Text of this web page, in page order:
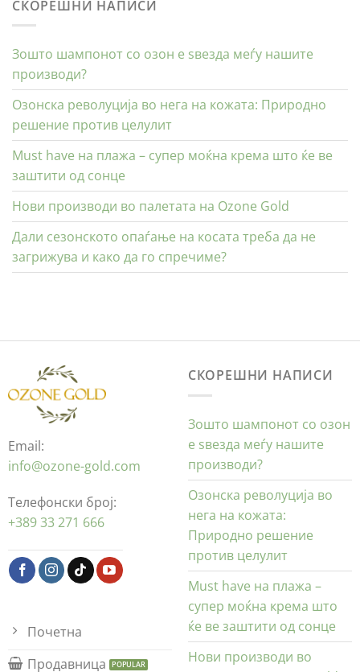
СКОРЕШНИ НАПИСИ
Зошто шампонот со озон е ѕвезда меѓу нашите
производи?
Озонска револуција во нега на кожата: Природно
решение против целулит
Must have на плажа – супер моќна крема што ќе ве
заштити од сонце
Нови производи во палетата на Ozone Gold
Дали сезонското опаѓање на косата треба да не
загрижува и како да го спречиме?
Email:
info@ozone-gold.com
Телефонски број:
+389 33 271 666
Почетна
Продавница
СКОРЕШНИ НАПИСИ
Зошто шампонот со озон
е ѕвезда меѓу нашите
производи?
Озонска револуција во
нега на кожата:
Природно решение
против целулит
Must have на плажа –
супер моќна крема што
ќе ве заштити од сонце
Нови производи во